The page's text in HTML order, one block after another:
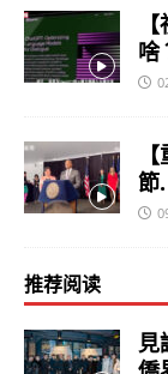
啥
節
推荐阅读
見